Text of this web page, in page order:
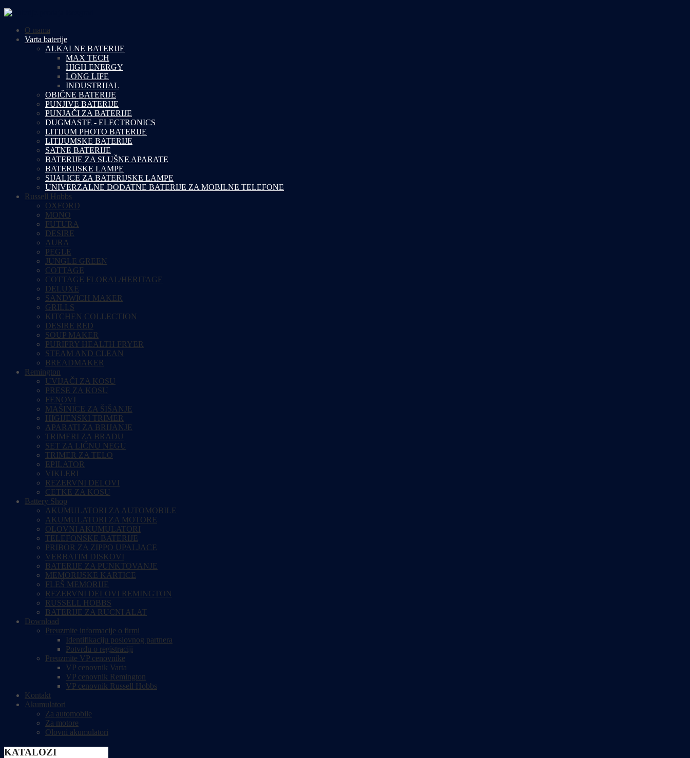
O nama
Varta baterije
ALKALNE BATERIJE
MAX TECH
HIGH ENERGY
LONG LIFE
INDUSTRIJAL
OBIČNE BATERIJE
PUNJIVE BATERIJE
PUNJAČI ZA BATERIJE
DUGMASTE - ELECTRONICS
LITIJUM PHOTO BATERIJE
LITIJUMSKE BATERIJE
SATNE BATERIJE
BATERIJE ZA SLUŠNE APARATE
BATERIJSKE LAMPE
SIJALICE ZA BATERIJSKE LAMPE
UNIVERZALNE DODATNE BATERIJE ZA MOBILNE TELEFONE
Russell Hobbs
OXFORD
MONO
FUTURA
DESIRE
AURA
PEGLE
JUNGLE GREEN
COTTAGE
COTTAGE FLORAL/HERITAGE
DELUXE
SANDWICH MAKER
GRILLS
KITCHEN COLLECTION
DESIRE RED
SOUP MAKER
PURIFRY HEALTH FRYER
STEAM AND CLEAN
BREADMAKER
Remington
UVIJAČI ZA KOSU
PRESE ZA KOSU
FENOVI
MAŠINICE ZA ŠIŠANJE
HIGIJENSKI TRIMER
APARATI ZA BRIJANJE
TRIMERI ZA BRADU
SET ZA LIČNU NEGU
TRIMER ZA TELO
EPILATOR
VIKLERI
REZERVNI DELOVI
CETKE ZA KOSU
Battery Shop
AKUMULATORI ZA AUTOMOBILE
AKUMULATORI ZA MOTORE
OLOVNI AKUMULATORI
TELEFONSKE BATERIJE
PRIBOR ZA ZIPPO UPALJACE
VERBATIM DISKOVI
BATERIJE ZA PUNKTOVANJE
MEMORIJSKE KARTICE
FLEŠ MEMORIJE
REZERVNI DELOVI REMINGTON
RUSSELL HOBBS
BATERIJE ZA RUCNI ALAT
Download
Preuzmite informacije o firmi
Identifikaciju poslovnog partnera
Potvrdu o registraciji
Preuzmite VP cenovnike
VP cenovnik Varta
VP cenovnik Remington
VP cenovnik Russell Hobbs
Kontakt
Akumulatori
Za automobile
Za motore
Olovni akumulatori
KATALOZI